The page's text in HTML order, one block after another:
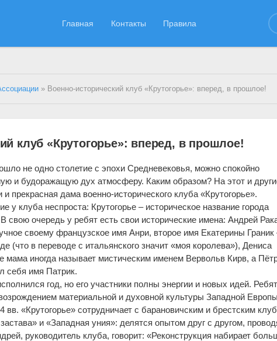
Главная Контакты Правила
» Военно-исторический клуб «Крутогорье»: вперед, в прошлое!
клуб «Крутогорье»: вперед, в прошлое!
не одно столетие с эпохи Средневековья, можно спокойно
и будоражащую дух атмосферу. Каким образом? На этот и
прекрасная дама военно-исторического клуба «Крутогорье».
у клуба неспроста: Крутогорье – историческое название города
свою очередь у ребят есть свои исторические имена: Андрей
своему французское имя Анри, второе имя Екатерины
(что в переводе с итальянского значит «моя королева»), Дениса
мама иногда называет мистическим именем Вервольв Кирв, а
себя имя Патрик.
год, но его участники полны энергии и новых идей.
материальной и духовной культуры Западной Европы
вв. «Крутогорье» сотрудничает с барановичским и брестским
и «Западная уния»: делятся опытом друг с другом,
руководитель клуба, говорит: «Реконструкция набирает